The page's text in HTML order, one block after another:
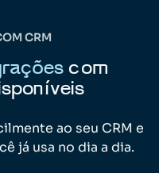
CRM
com
ao seu CRM e
já usa no dia a dia.